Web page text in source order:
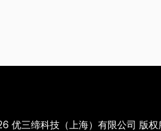
优三缔科技（上海）有限公司 版权